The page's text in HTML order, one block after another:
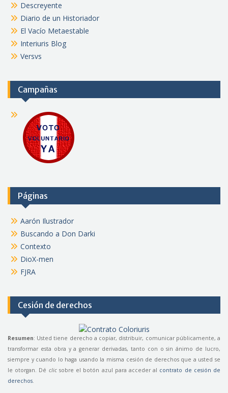
Descreyente
Diario de un Historiador
El Vacío Metaestable
Interiuris Blog
Versvs
Campañas
Páginas
Aarón Ilustrador
Buscando a Don Darki
Contexto
DioX-men
FJRA
Cesión de derechos
Resumen: Usted tiene derecho a copiar, distribuir, comunicar públicamente, a
transformar esta obra y a generar derivadas, tanto con o sin ánimo de lucro,
siempre y cuando lo haga usando la misma cesión de derechos que a usted se
le otorgan. Dé clicsobre el botón azul para acceder al contrato de cesión de
derechos